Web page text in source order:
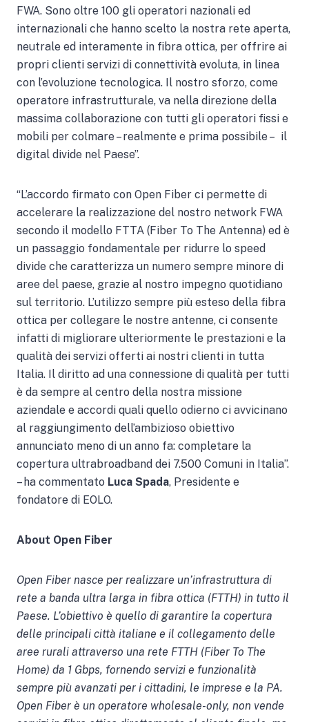
FWA. Sono oltre 100 gli operatori nazionali ed
internazionali che hanno scelto la nostra rete aperta,
neutrale ed interamente in fibra ottica, per offrire ai
propri clienti servizi di connettività evoluta, in linea
con l’evoluzione tecnologica. Il nostro sforzo, come
operatore infrastrutturale, va nella direzione della
massima collaborazione con tutti gli operatori fissi e
mobili per colmare – realmente e prima possibile – il
digital divide nel Paese”.
“L’accordo firmato con Open Fiber ci permette di
accelerare la realizzazione del nostro network FWA
secondo il modello FTTA (Fiber To The Antenna) ed è
un passaggio fondamentale per ridurre lo speed
divide che caratterizza un numero sempre minore di
aree del paese, grazie al nostro impegno quotidiano
sul territorio. L’utilizzo sempre più esteso della fibra
ottica per collegare le nostre antenne, ci consente
infatti di migliorare ulteriormente le prestazioni e la
qualità dei servizi offerti ai nostri clienti in tutta
Italia. Il diritto ad una connessione di qualità per tutti
è da sempre al centro della nostra missione
aziendale e accordi quali quello odierno ci avvicinano
al raggiungimento dell’ambizioso obiettivo
annunciato meno di un anno fa: completare la
copertura ultrabroadband dei 7.500 Comuni in Italia”.
– ha commentato Luca Spada, Presidente e
fondatore di EOLO.
About Open Fiber
Open Fiber nasce per realizzare un’infrastruttura di
rete a banda ultra larga in fibra ottica (FTTH) in tutto il
Paese. L’obiettivo è quello di garantire la copertura
delle principali città italiane e il collegamento delle
aree rurali attraverso una rete FTTH (Fiber To The
Home) da 1 Gbps, fornendo servizi e funzionalità
sempre più avanzati per i cittadini, le imprese e la PA.
Open Fiber è un operatore wholesale-only, non vende